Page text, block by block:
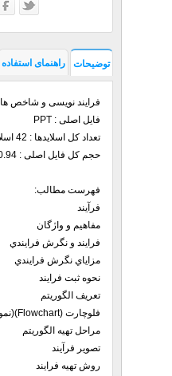
توضیحات راهنمای استفاده
فرایند نویسی و شاخص ها
فایل اصلی : PPT
تعداد کل اسلایدها : 42 اسلاید
حجم کل فایل اصلی : 0.94 MB
فهرست مطالب:
فرآيند
مفاهيم و واژگان
فرايند و نگرش فرايندي
مزاياي نگرش فرايندي
نحوه ثبت فرایند
تعریف الگوریتم
فلوچارت (Flowchart)(نمودار جریان)
مراحل تهیه الگوریتم
تصوير فرآيند
روش تهیه فرایند